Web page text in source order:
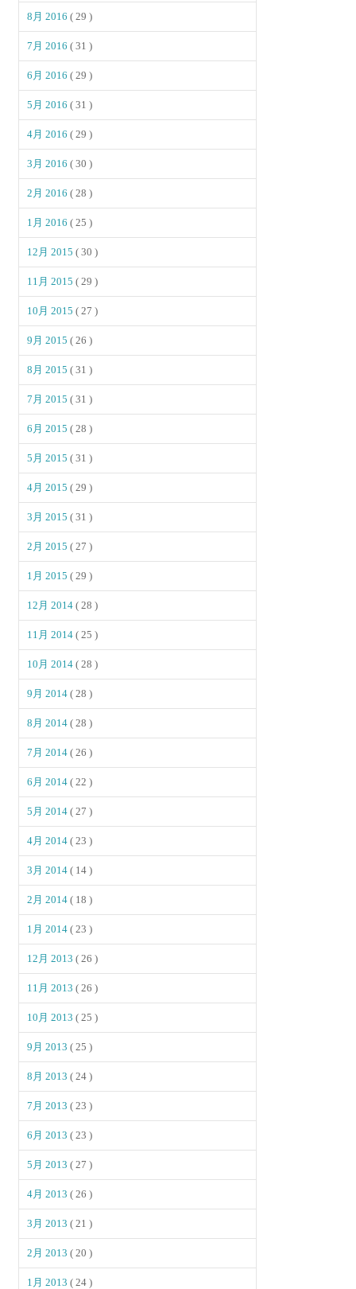
8月 2016( 29 )
7月 2016( 31 )
6月 2016( 29 )
5月 2016( 31 )
4月 2016( 29 )
3月 2016( 30 )
2月 2016( 28 )
1月 2016( 25 )
12月 2015( 30 )
11月 2015( 29 )
10月 2015( 27 )
9月 2015( 26 )
8月 2015( 31 )
7月 2015( 31 )
6月 2015( 28 )
5月 2015( 31 )
4月 2015( 29 )
3月 2015( 31 )
2月 2015( 27 )
1月 2015( 29 )
12月 2014( 28 )
11月 2014( 25 )
10月 2014( 28 )
9月 2014( 28 )
8月 2014( 28 )
7月 2014( 26 )
6月 2014( 22 )
5月 2014( 27 )
4月 2014( 23 )
3月 2014( 14 )
2月 2014( 18 )
1月 2014( 23 )
12月 2013( 26 )
11月 2013( 26 )
10月 2013( 25 )
9月 2013( 25 )
8月 2013( 24 )
7月 2013( 23 )
6月 2013( 23 )
5月 2013( 27 )
4月 2013( 26 )
3月 2013( 21 )
2月 2013( 20 )
1月 2013( 24 )